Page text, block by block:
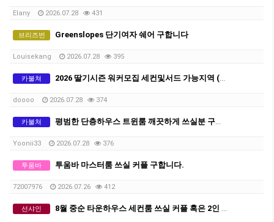
Elany 2026.07.28 431
브리즈번 Greenslopes 단기여자 쉐어 구합니다
Louisekang 2026.07.28 395
카불쳐 2026 딸기시즌 워커모집 세컨및서드 가능지역 (QLD 브리즈번 근교)
doooo 2026.07.28 374
카불쳐 평범한 단층하우스 트윈룸 깨끗하게 쓰실분 구합니다
Yoonii33 2026.07.28 376
투움바 투움바 마스터룸 쓰실 커플 구합니다.
72007976 2026.07.26 412
선샤인 8월 중순 타운하우스 세컨룸 쓰실 커플 혹은 2인 쉐어생 구합니다.